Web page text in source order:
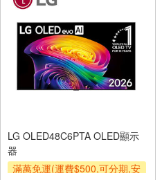
LG OLED48C6PTA OLED顯示
器
滿萬免運(運費$500,可分期,安